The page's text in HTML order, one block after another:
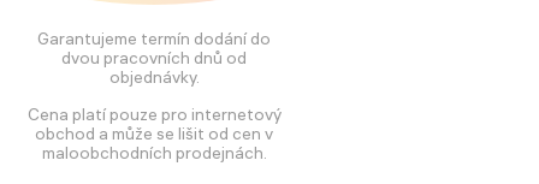
Garantujeme termín dodání do
dvou pracovních dnů od
objednávky.
Cena platí pouze pro internetový
obchod a může se lišit od cen v
maloobchodních prodejnách.